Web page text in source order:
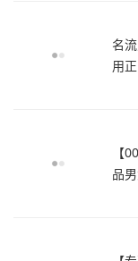
名
用
【
品